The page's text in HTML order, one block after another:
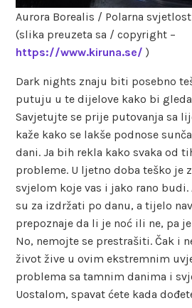
Aurora Borealis / Polarna
(slika preuzeta sa / copyright –
https://www.kiruna.se/ )
Dark nights znaju biti posebno
putuju u te dijelove kako bi
Savjetujte se prije putovanja sa
kaže kako se lakše podnose
dani. Ja bih rekla kako svaka od
probleme. U ljetno doba teško je
svjelom koje vas i jako rano budi.
su za izdržati po danu, a tijelo
prepoznaje da li je noć ili ne, pa
No, nemojte se prestrašiti. Čak i
život žive u ovim ekstremnim
problema sa tamnim danima i
Uostalom, spavat ćete kada